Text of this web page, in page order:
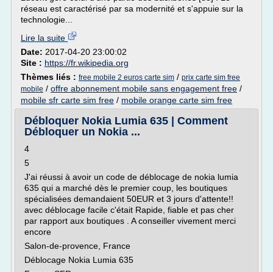
réseau est caractérisé par sa modernité et s'appuie sur la
technologie...
Lire la suite
Date: 2017-04-20 23:00:02
Site : https://fr.wikipedia.org
Thèmes liés : free mobile 2 euros carte sim / prix carte sim free
mobile / offre abonnement mobile sans engagement free /
mobile sfr carte sim free / mobile orange carte sim free
Débloquer Nokia Lumia 635 | Comment
Débloquer un Nokia ...
4
5
J'ai réussi à avoir un code de déblocage de nokia lumia
635 qui a marché dès le premier coup, les boutiques
spécialisées demandaient 50EUR et 3 jours d'attente!!
avec déblocage facile c'était Rapide, fiable et pas cher
par rapport aux boutiques . A conseiller vivement merci
encore
Salon-de-provence, France
Déblocage Nokia Lumia 635